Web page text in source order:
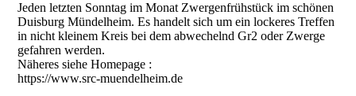
Jeden letzten Sonntag im Monat Zwergenfrühstück im schönen
Duisburg Mündelheim. Es handelt sich um ein lockeres Treffen
in nicht kleinem Kreis bei dem abwechelnd Gr2 oder Zwerge
gefahren werden.
Näheres siehe Homepage :
https://www.src-muendelheim.de